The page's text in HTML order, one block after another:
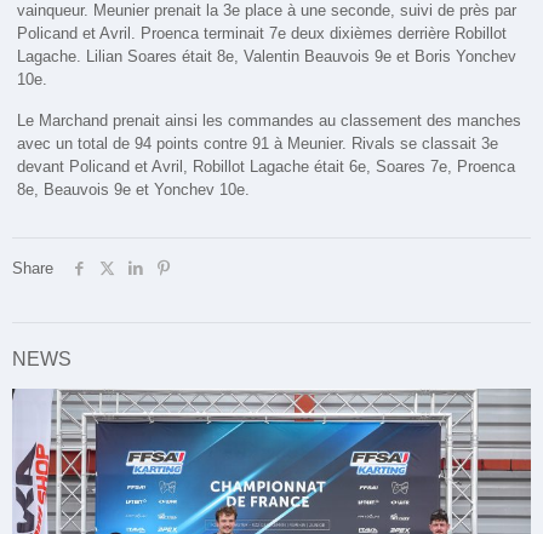
vainqueur. Meunier prenait la 3e place à une seconde, suivi de près par
Policand et Avril. Proenca terminait 7e deux dixièmes derrière Robillot
Lagache. Lilian Soares était 8e, Valentin Beauvois 9e et Boris Yonchev
10e.
Le Marchand prenait ainsi les commandes au classement des manches
avec un total de 94 points contre 91 à Meunier. Rivals se classait 3e
devant Policand et Avril, Robillot Lagache était 6e, Soares 7e, Proenca
8e, Beauvois 9e et Yonchev 10e.
Share
NEWS